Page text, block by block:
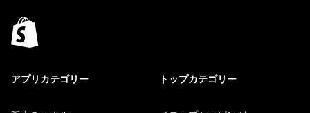
アプリカテゴリー トップカテゴリー